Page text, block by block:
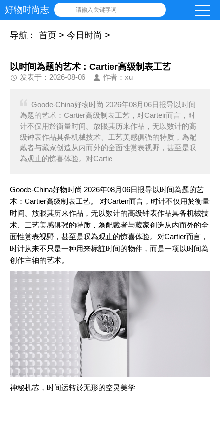
好物时尚志 请输入关键字词
导航： 首页 > 今日时尚 >
以时间為题的艺术：Cartier高级制表工艺
发表于：2026-08-06 作者：xu
Goode-China好物时尚 2026年08月06日报导以时间
為题的艺术：Cartier高级制表工艺，对Carteir而言，时
计不仅用於衡量时间。放眼其历来作品，无以数计的高
级钟表作品具备机械技术、工艺美感俱强的特质，為配
戴者与藏家创造从内而外的全面性赏表视野，甚至是叹
為观止的惊喜体验。对Cartie
Goode-China好物时尚 2026年08月06日报导以时间為题的艺
术：Cartier高级制表工艺。 对Carteir而言，时计不仅用於衡量
时间。放眼其历来作品，无以数计的高级钟表作品具备机械技
术、工艺美感俱强的特质，為配戴者与藏家创造从内而外的全
面性赏表视野，甚至是叹為观止的惊喜体验。对Cartier而言，
时计从来不只是一种用来标註时间的物件，而是一项以时间為
创作主轴的艺术。
神秘机芯，时间运转於无形的空灵美学